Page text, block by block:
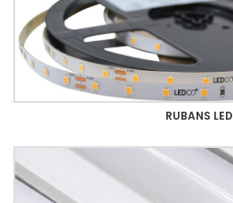
RUBANS LED